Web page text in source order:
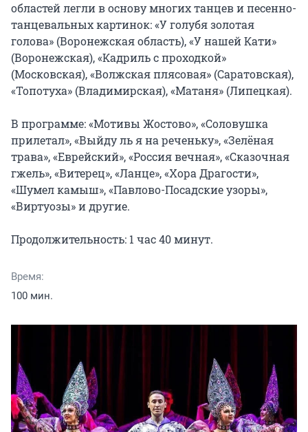
областей легли в основу многих танцев и песенно-
танцевальных картинок: «У голубя золотая
голова» (Воронежская область), «У нашей Кати»
(Воронежская), «Кадриль с проходкой»
(Московская), «Волжская плясовая» (Саратовская),
«Топотуха» (Владимирская), «Матаня» (Липецкая).
В программе: «Мотивы Жостово», «Соловушка
прилетал», «Выйду ль я на реченьку», «Зелёная
трава», «Еврейский», «Россия вечная», «Сказочная
гжель», «Витерец», «Ланце», «Хора Драгости»,
«Шумел камыш», «Павлово-Посадские узоры»,
«Виртуозы» и другие.
Продолжительность: 1 час 40 минут.
Время:
100 мин.